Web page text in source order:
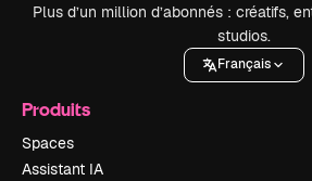
Plus d’un million d’abonnés : créatifs,
studios.
Français
Produits
Spaces
Assistant IA